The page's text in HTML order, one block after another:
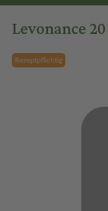
Levonance
Rezeptpflichtig